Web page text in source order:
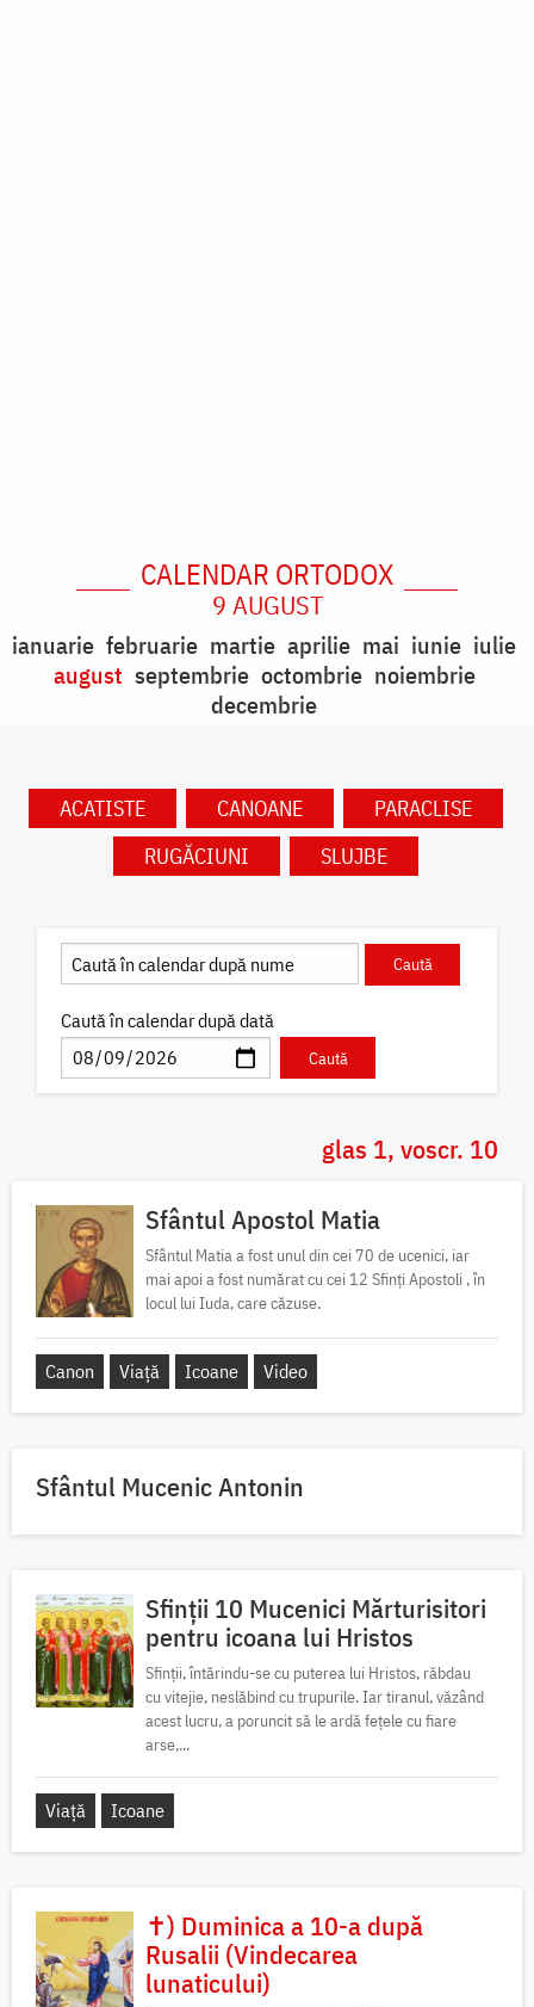
CALENDAR ORTODOX
9 AUGUST
ianuarie februarie martie aprilie mai iunie iulie
august septembrie octombrie noiembrie
decembrie
ACATISTE CANOANE
PARACLISE
RUGĂCIUNI
SLUJBE
Caută în calendar după dată
glas 1, voscr. 10
Sfântul Apostol Matia
Sfântul Matia a fost unul din cei 70 de ucenici, iar
mai apoi a fost numărat cu cei 12 Sfinți Apostoli , în
locul lui Iuda, care căzuse.
Canon Viață Icoane Video
Sfântul Mucenic Antonin
Sfinții 10 Mucenici Mărturisitori
pentru icoana lui Hristos
Sfinții, întărindu-se cu puterea lui Hristos, răbdau
cu vitejie, neslăbind cu trupurile. Iar tiranul, văzând
acest lucru, a poruncit să le ardă fețele cu fiare
arse,...
Viață Icoane
✝) Duminica a 10-a după
Rusalii (Vindecarea
lunaticului)